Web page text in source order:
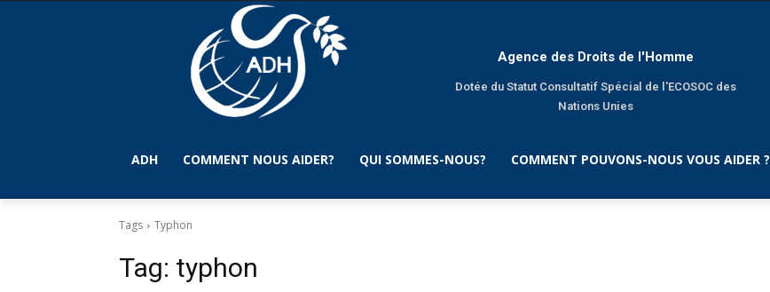
Agence des Droits de l'Homme
Dotée du Statut Consultatif Spécial de l'ECOSOC des
Nations Unies
ADH COMMENT NOUS AIDER? QUI SOMMES-NOUS? COMMENT POUVONS-NOUS VOUS AIDER ?
Tags Typhon
Tag: typhon